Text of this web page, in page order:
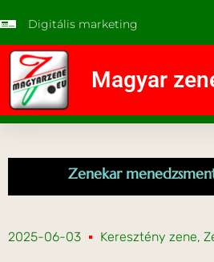
Digitális marketing
Magyar
Zenekar
2025-06-03 Keresztény zene,